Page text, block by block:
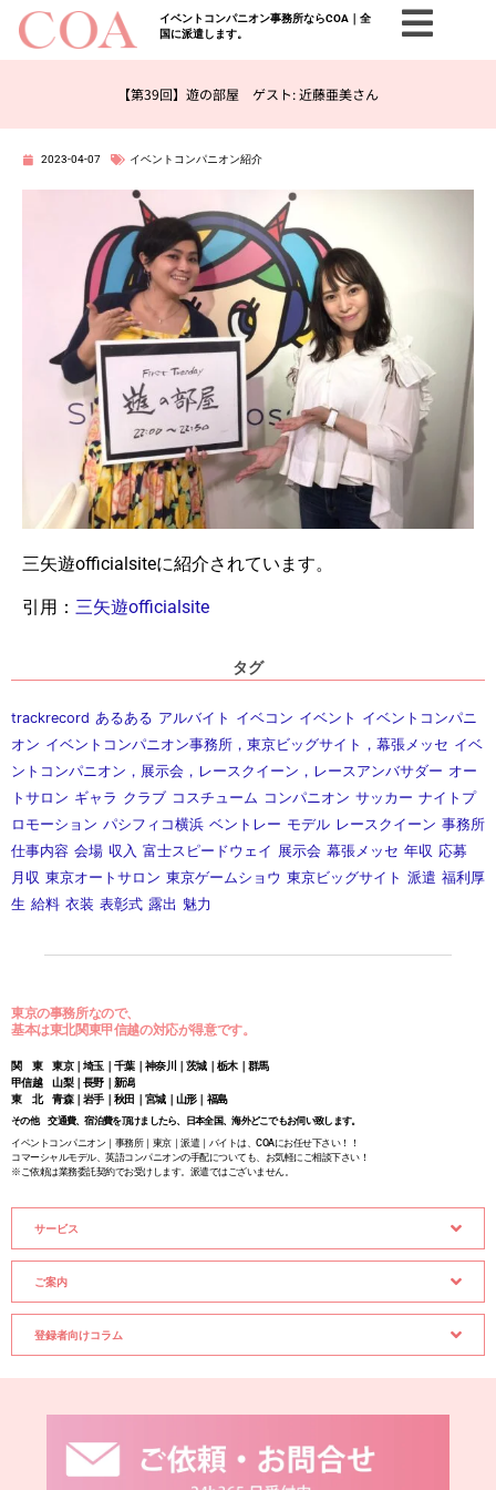
イベントコンパニオン事務所ならCOA｜全
国に派遣します。
【第39回】遊の部屋 ゲスト: 近藤亜美さん
2023-04-07 イベントコンパニオン紹介
三矢遊officialsiteに紹介されています。
引用： 三矢遊officialsite
タグ
trackrecord あるある アルバイト イベコン イベント イベントコンパニ
オン イベントコンパニオン事務所，東京ビッグサイト，幕張メッセ イベ
ントコンパニオン，展示会，レースクイーン，レースアンバサダー オー
トサロン ギャラ クラブ コスチューム コンパニオン サッカー ナイトプ
ロモーション パシフィコ横浜 ベントレー モデル レースクイーン 事務所
仕事内容 会場 収入 富士スピードウェイ 展示会 幕張メッセ 年収 応募
月収 東京オートサロン 東京ゲームショウ 東京ビッグサイト 派遣 福利厚
生 給料 衣装 表彰式 露出 魅力
東京の事務所なので、
基本は東北関東甲信越の対応が得意です。
関 東 東京｜埼玉｜千葉｜神奈川｜茨城｜栃木｜群馬
甲信越 山梨｜長野｜新潟
東 北 青森｜岩手｜秋田｜宮城｜山形｜福島
その他 交通費、宿泊費を頂けましたら、日本全国、海外どこでもお伺い致します。
イベントコンパニオン｜事務所｜東京｜派遣｜バイトは、COAにお任せ下さい！！
コマーシャルモデル、英語コンパニオンの手配についても、お気軽にご相談下さい！
※ご依頼は業務委託契約でお受けします。派遣ではございません。
サービス
ご案内
登録者向けコラム